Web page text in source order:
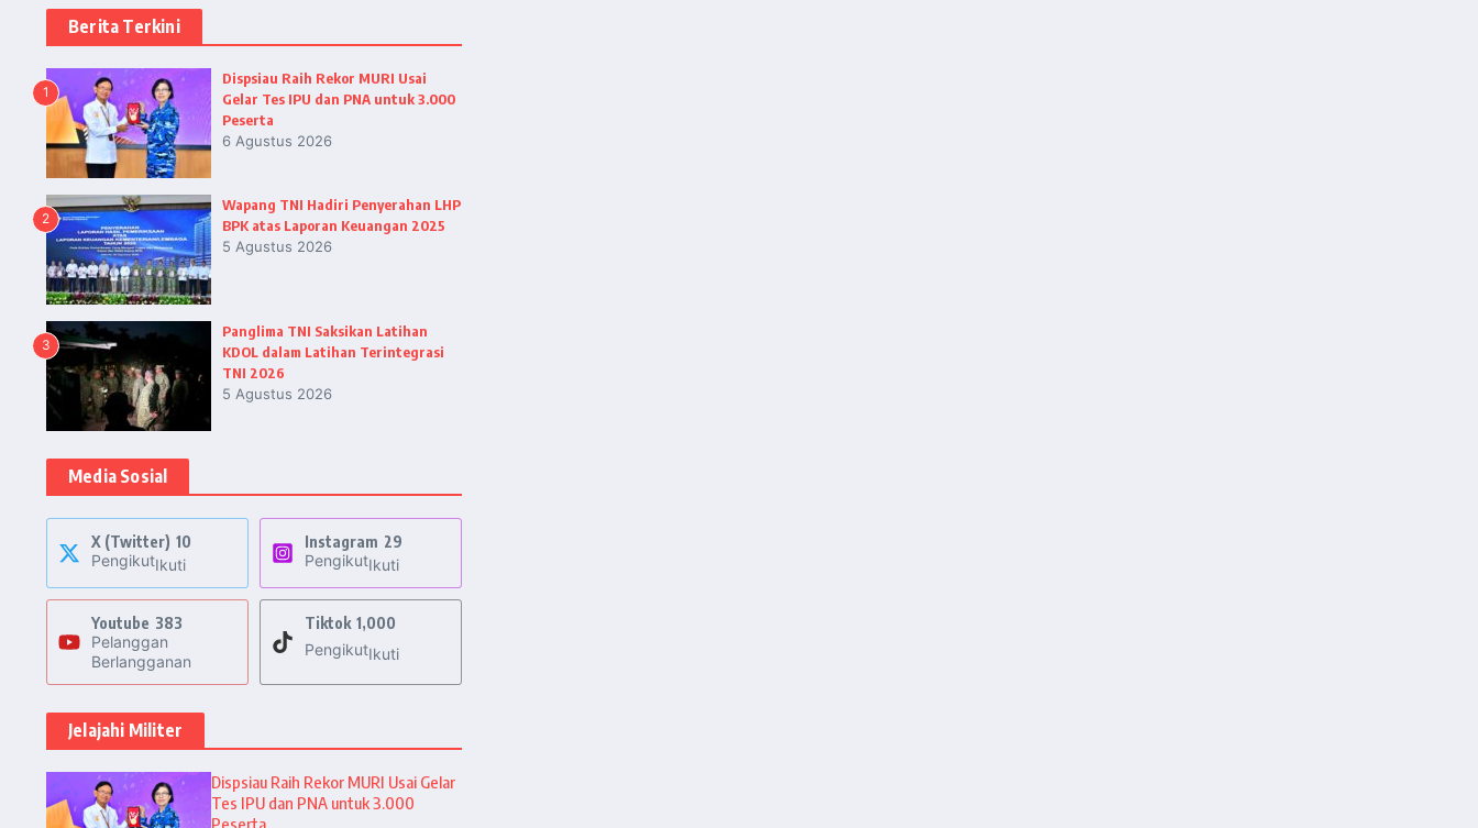
Berita Terkini
1
Dispsiau Raih Rekor MURI Usai
Gelar Tes IPU dan PNA untuk 3.000
Peserta
6 Agustus 2026
2
Wapang TNI Hadiri Penyerahan LHP
BPK atas Laporan Keuangan 2025
5 Agustus 2026
3
Panglima TNI Saksikan Latihan
KDOL dalam Latihan Terintegrasi
TNI 2026
5 Agustus 2026
Media Sosial
X (Twitter) 10
PengikutIkuti
Instagram 29
PengikutIkuti
Youtube 383
Pelanggan
Berlangganan
Tiktok 1,000
PengikutIkuti
Jelajahi Militer
Dispsiau Raih Rekor MURI Usai Gelar
Tes IPU dan PNA untuk 3.000
Peserta